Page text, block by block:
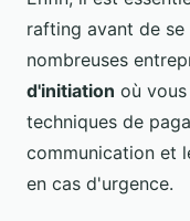
rafting avant de se
nombreuses
d'initiation où
techniques de
communication et
en cas d'urgence.